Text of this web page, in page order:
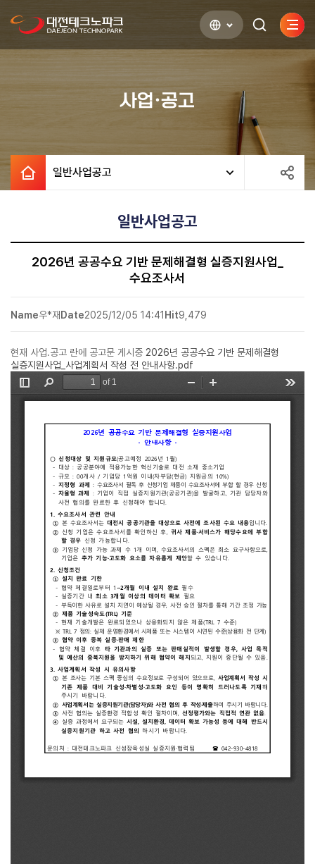
검색하기사이
열기
사업·공고
일반사업공고
일반사업공고
2026년 공공수요 기반 문제해결형 실증지원사업_
수요조사서
Name우*재 Date2025/12/05 14:41 Hit9,479
현재 사업.공고 란에 공고문 게시중 2026년 공공수요 기반 문제해결형
실증지원사업_사업계획서 작성 전 안내사항.pdf